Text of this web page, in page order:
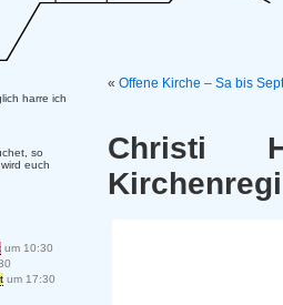
« Offene Kirche – Sa bis
Christi
harre ich
so
euch
um 10:30
um 17:30